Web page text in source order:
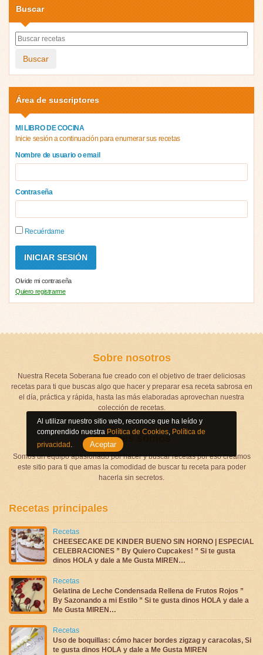
Buscar
Buscar
Área de suscriptores
MI LIBRO DE COCINA
Inicie sesión a continuación para enumerar sus recetas
Nombre de usuario o email
Contraseña
Recuérdame
Olvide mi contraseña
Quiero registrarme
Sobre nosotros
Nuestra Receta Soberana fue creado con el objetivo de traer deliciosas
recetas para ti que buscas algo que hacer y preparar esa receta sabrosa en
el día, práctica y rápida, hasta las más elaboradas aprovechan nuestra
colección de recetas.
Quienes somos
Somos un equipo apasionado por hacer y buscar recetas por eso creamos
este sitio para ti que amas la comodidad de buscar tu receta para poder
hacerla sin secretos.
Recetas principales
Recetas
CHEESECAKE DE KINDER BUENO SIN HORNO | ESPECIAL
CELEBRACIONES ” By Quiero Cupcakes! ” Si te gusta
dinos HOLA y dale a Me Gusta MIREN…
Recetas
Gelatina de Leche Condensada Rellena de Frutos Rojos ”
By Sazonando a mi Estilo ” Si te gusta dinos HOLA y dale a
Me Gusta MIREN…
Recetas
Uso de boquillas: cómo hacer bordes zigzag y caracolas, Si
te gusta dinos HOLA y dale a Me Gusta MIREN
Al utilizar nuestro sitio web, reconoce que ha leído y
comprendido nuestra Política de Cookies, Política de
privacidad . Aceptar